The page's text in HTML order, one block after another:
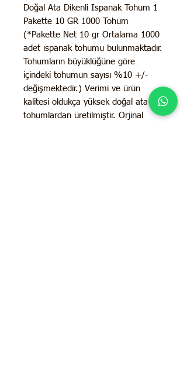
Doğal Ata Dikenli Ispanak Tohum 1
Pakette 10 GR 1000 Tohum
(*Pakette Net 10 gr Ortalama 1000
adet ıspanak tohumu bulunmaktadır.
Tohumların büyüklüğüne göre
içindeki tohumun sayısı %10 +/-
değişmektedir.) Verimi ve ürün
kalitesi oldukça yüksek doğal ata
tohumlardan üretilmiştir. Orjinal